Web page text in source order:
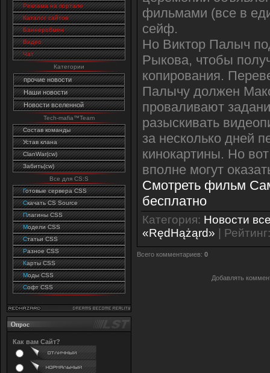
Реклама на портале
Каталог сайтов
Баннеробмен
Видео
Чат
Категории
прочие новости
Наши новости
Новости вселенной
Tech-mafia™Team
Состав команды
Устав клана
ClanWar(cw)
Забить(cw)
Все для CS:S
Готовые сервера CSS
Cкачать CS Source
Плагины CSS
Модели CSS
Статьи CSS
Разное CSS
Карты CSS
Моды CSS
Софт CSS
Опрос
Как вам Сайт?
фильмами (все в
сейф.
Но Виктор Палыч
Рыкова, чтобы
копирования.
Палычу должен
проваливают
разыскивать
за несколько дней
кинокартины. Но
вполне могут
Смотреть фильм
бесплатно
Категория: Новости
«RędHążąrd» | Рейтинг
Всего комментариев: 0
Добавлять